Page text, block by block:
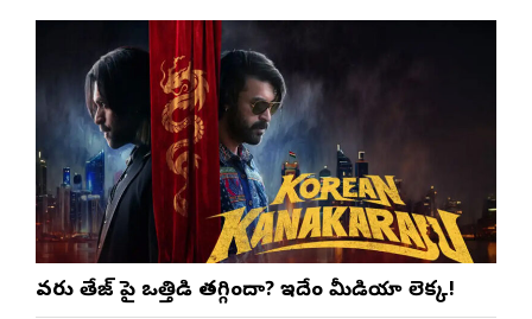
వరుణ్ తేజ్‌ పై ఒత్తిడి తగ్గిందా? ఇదేం మీడియా లెక్క!